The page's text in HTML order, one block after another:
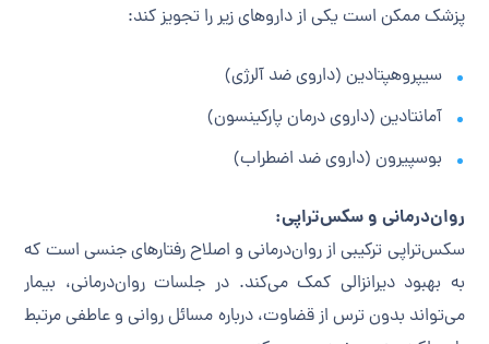
پزشک ممکن است یکی از داروهای زیر را تجویز کند:
سیپروهپتادین (داروی ضد آلرژی)
آمانتادین (داروی درمان پارکینسون)
بوسپیرون (داروی ضد اضطراب)
روان‌درمانی و سکس‌تراپی:
سکس‌تراپی ترکیبی از روان‌درمانی و اصلاح رفتارهای جنسی است که
به بهبود دیرانزالی کمک می‌کند. در جلسات روان‌درمانی، بیمار
می‌تواند بدون ترس از قضاوت، درباره مسائل روانی و عاطفی مرتبط